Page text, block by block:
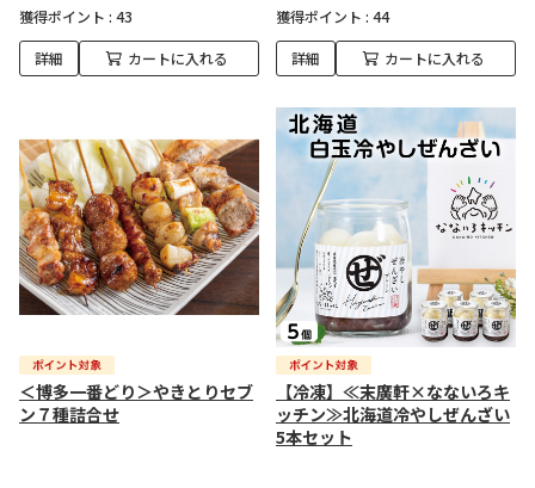
獲得ポイント : 43
詳細 カートに入れる
獲得ポイント : 44
詳細 カートに入れる
＜博多一番どり＞やきとりセブ
ン７種詰合せ
【冷凍】≪末廣軒×なないろキ
ッチン≫北海道冷やしぜんざい
5本セット